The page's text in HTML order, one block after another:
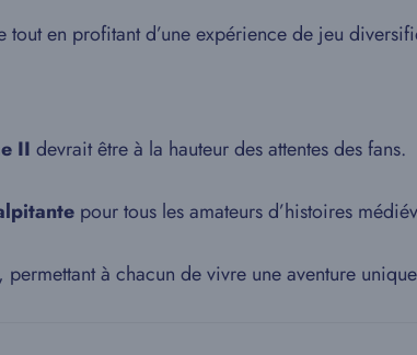
en profitant d’une expérience de jeu
II devrait être à la hauteur des attentes des fans.
pour tous les amateurs d’histoires
à chacun de vivre une aventure